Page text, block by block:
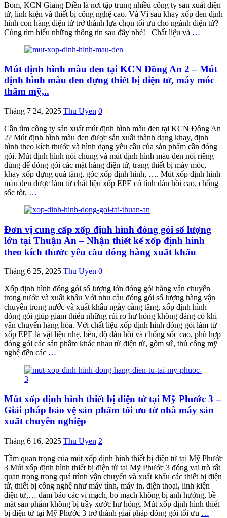
Bom, KCN Giang Điền là nơi tập trung nhiều công ty sản xuất điện
tử, linh kiện và thiết bị công nghệ cao. Và Vì sau khay xốp đen định
hình con hàng điện tử trở thành lựa chọn tối ưu cho ngành điện tử?
Cùng tìm hiểu những thông tin sau đây nhé! Chất liệu và …
Mút định hình màu đen tại KCN Đồng An 2 – Mút
định hình màu đen đựng thiết bị điện tử, máy móc
thẩm mỹ,..
Tháng 7 24, 2025 Thu Uyen 0
Cần tìm công ty sản xuất mút định hình màu đen tại KCN Đồng An
2? Mút định hình màu đen được sản xuất thành dạng khay, định
hình theo kích thước và hình dạng yêu cầu của sản phẩm cần đóng
gói. Mút định hình nói chung và mút định hình màu đen nói riêng
dùng để đóng gói các mặt hàng điện tử, trang thiết bị máy móc,
khay xốp đựng quà tặng, góc xốp định hình, …. Mút xốp định hình
màu đen được làm từ chất liệu xốp EPE có tính đàn hồi cao, chống
sốc tốt, …
Đơn vị cung cấp xốp định hình đóng gói số lượng
lớn tại Thuận An – Nhận thiết kế xốp định hình
theo kích thước yêu cầu đóng hàng xuất khẩu
Tháng 6 25, 2025 Thu Uyen 0
Xốp định hình đóng gói số lượng lớn đóng gói hàng vận chuyển
trong nước và xuất khẩu Với nhu cầu đóng gói số lượng hàng vận
chuyển trong nước và xuất khẩu ngày càng tăng, xốp định hình
đóng gói giúp giảm thiểu những rủi ro hư hỏng không đáng có khi
vận chuyển hàng hóa. Với chất liệu xốp định hình đóng gói làm từ
xốp EPE là vật liệu nhẹ, bền, độ đàn hồi và chống sốc cao, phù hợp
đóng gói các sản phẩm khác nhau từ điện tử, gốm sứ, thủ công mỹ
nghệ đến các …
Mút xốp định hình thiết bị điện tử tại Mỹ Phước 3 –
Giải pháp bảo vệ sản phẩm tối ưu từ nhà máy sản
xuất chuyên nghiệp
Tháng 6 16, 2025 Thu Uyen 2
Tầm quan trọng của mút xốp định hình thiết bị điện tử tại Mỹ Phước
3 Mút xốp định hình thiết bị điện tử tại Mỹ Phước 3 đóng vai trò rất
quan trọng trong quá trình vận chuyển và xuất khẩu các thiết bị điện
tử, thiết bị công nghệ như máy tính, máy in, điện thoại, linh kiện
điện tử,… đảm bảo các vi mạch, bo mạch không bị ảnh hưởng, bề
mặt sản phẩm không bị trầy xước hư hỏng. Mút xốp định hình thiết
bị điện tử tại Mỹ Phước 3 trở thành giải pháp đóng gói tối ưu …